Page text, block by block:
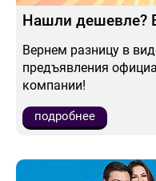
Нашли дешевле?
Вернем разницу в
предъявления
компании!
подробнее